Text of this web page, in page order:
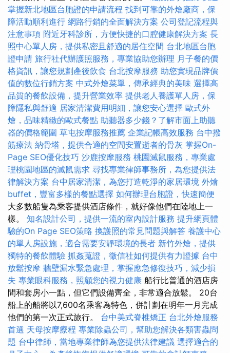
掌握新北地區台胞證的申請流程 找到可靠的外燴廠商，保
障活動順利進行 網路行銷的全面解決方案 公司登記流程與
注意事項 附近牙科診所，方便快捷的口腔健康解決方案 長
照中心單人房，提供私密且舒適的居住空間 台北地區台胞
證申請 旅行社代辦護照服務，專業協助您辦理 月子餐的價
格資訊，讓您規劃產後飲食 台北按摩服務 助您實現品牌價
值的數位行銷方案 中式外燴菜單，傳承經典的美味 選擇高
品質的餐飲設備，提升營業效率 提供老人養護單人房，保
障隱私與舒適 居家清潔費用明細，讓您安心選擇 歐式外
燴，品味精緻的歐式餐點 助聽器多少錢？了解市面上助聽
器的價格範圍 草屯按摩服務推薦 企業記帳高效服務 台中撥
筋療法 納骨塔，提供合適的空間安置逝者的骨灰 掌握On-
Page SEO優化技巧 沙鹿按摩服務 桃園滅鼠服務，專業處
理桃園地區的滅鼠需求 尋找專業律師事務所，為您提供法
律解決方案 台中居家清潔，為您打造乾淨的家居環境 外燴
buffet，豐富多樣的餐點選擇 如何辦理台胞證，快速簡便
大多數船隻為乘客提供酒店條件，就好像他們在陸地上一
樣。 知名設計公司，提供一流的室內設計服務 提升網頁體
驗的On Page SEO策略 換護照的常見問題與解答 養護中心
的單人房設施，適合需要安靜環境的長者 新竹外燴，提供
獨特的餐飲體驗 抓姦蒐證，徵信社如何提供有力證據 台中
放鬆按摩 牆壁漏水緊急處理，掌握應急修復技巧，減少損
失 專業眼科服務，照顧您的視力健康 船行比普通的酒店房
間和套房小一點，但它們設備齊全，非常適合放鬆。 20台
船上的船將以7,600名乘客為特色，併計劃在明年一月完成
他們的第一次正式旅行。 台中美式脊椎矯正 台北外燴服務
首選 天母按摩療程 專業除蟲公司，幫助您解決各類害蟲問
題 台中律師，當地專業律師為您提供法律建議 選擇適合的